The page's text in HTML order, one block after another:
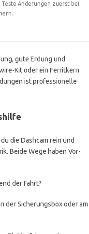
Änderungen zuerst bei
gute Erdung und
Kit oder ein Ferritkern
ist professionelle
die Dashcam rein und
Beide Wege haben Vor-
der Fahrt?
der Sicherungsbox oder am